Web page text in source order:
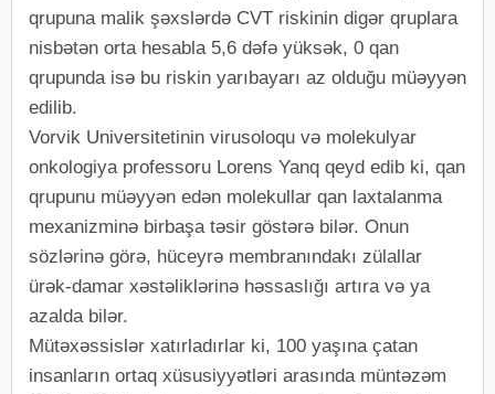
qrupuna malik şəxslərdə CVT riskinin digər qruplara
nisbətən orta hesabla 5,6 dəfə yüksək, 0 qan
qrupunda isə bu riskin yarıbayarı az olduğu müəyyən
edilib.
Vorvik Universitetinin virusoloqu və molekulyar
onkologiya professoru Lorens Yanq qeyd edib ki, qan
qrupunu müəyyən edən molekullar qan laxtalanma
mexanizminə birbaşa təsir göstərə bilər. Onun
sözlərinə görə, hüceyrə membranındakı zülallar
ürək-damar xəstəliklərinə həssaslığı artıra və ya
azalda bilər.
Mütəxəssislər xatırladırlar ki, 100 yaşına çatan
insanların ortaq xüsusiyyətləri arasında müntəzəm